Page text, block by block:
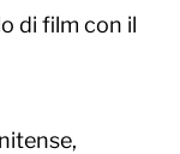
di film con il